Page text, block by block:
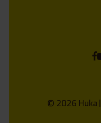
© 2026 Huka